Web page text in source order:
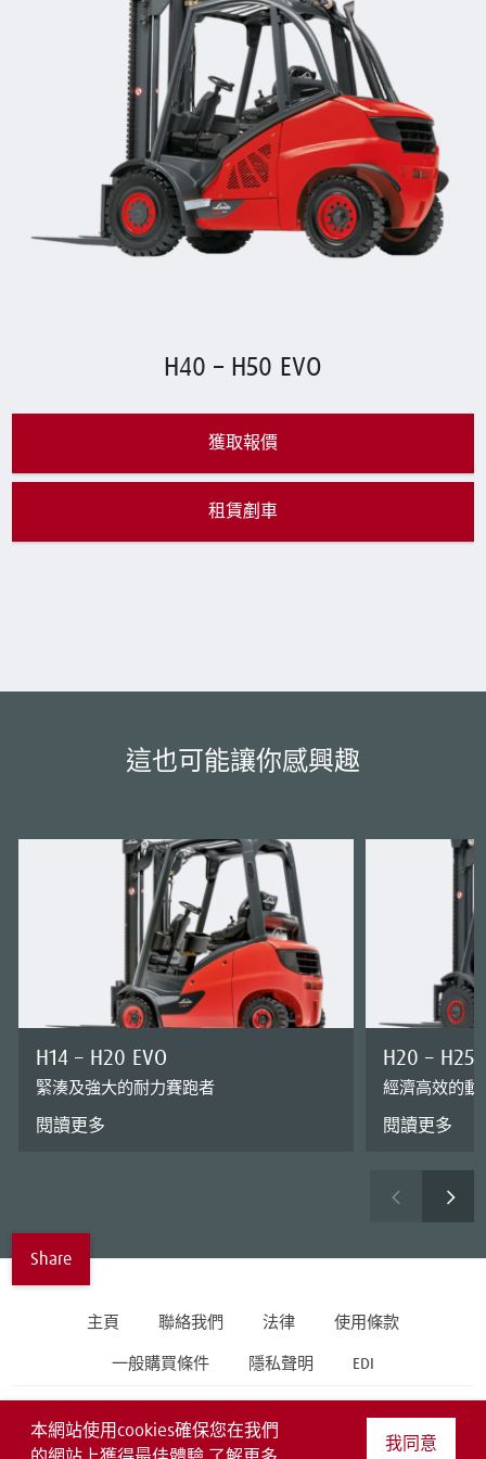
本網站使用cookies確保您在我們
我同意
H40 – H50 EVO
獲取報價
租賃剷車
這也可能讓你感興趣
H14 – H20 EVO
緊湊及強大的耐力賽跑者
閱讀更多
H20 – H25
經濟高效的動
閱讀更多
Share
主頁 聯絡我們 法律 使用條款
一般購買條件 隱私聲明 EDI